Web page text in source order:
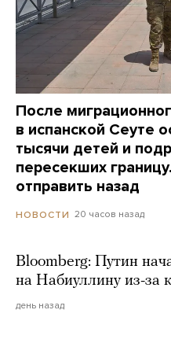
После
в испанской Сеуте
тысячи детей и
пересекших
отправить назад
НОВОСТИ 20 часов назад
Bloomberg: Путин
на Набиуллину из-за
день назад